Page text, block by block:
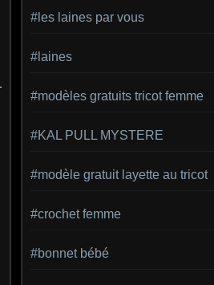
#les laines par vous
#laines
#modèles gratuits tricot femme
#KAL PULL MYSTERE
#modèle gratuit layette au tricot
#crochet femme
#bonnet bébé